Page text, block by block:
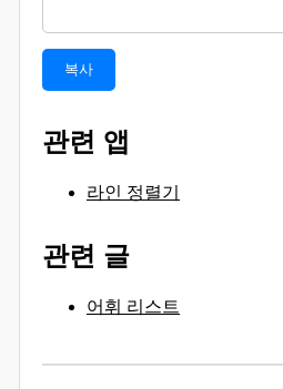
복사
관련 앱
라인 정렬기
관련 글
어휘 리스트